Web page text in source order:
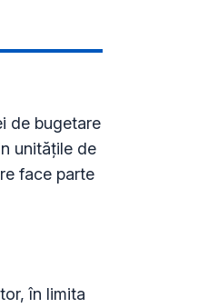
de bugetare
unitățile de
face parte
în limita